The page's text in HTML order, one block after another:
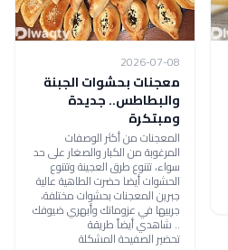
2026-07-08
معجنات بحشوات الجبنة
والبطاطس.. جديدة
ومبتكرة
المعجنات من أكثر الوصفات
المرغوبة من الكبار والصغار على حد
سواء، تتنوع طرق العجينة وتتنوع
الحشوات أيضا حضرت الطاهية عالية
جبرين المعجنات بحشوات مختلفة،
جربيها في عزوماتك وأبهري ضيوفك
.. شاهدي أيضاً طريقة
تحضير الصفيحة المشكلة